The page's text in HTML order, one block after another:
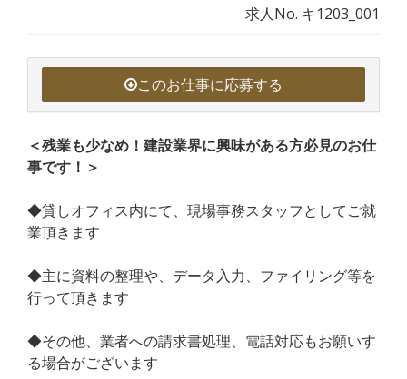
求人No. キ1203_001
このお仕事に応募する
＜残業も少なめ！建設業界に興味がある方必見のお仕
事です！＞
◆貸しオフィス内にて、現場事務スタッフとしてご就
業頂きます
◆主に資料の整理や、データ入力、ファイリング等を
行って頂きます
◆その他、業者への請求書処理、電話対応もお願いす
る場合がございます